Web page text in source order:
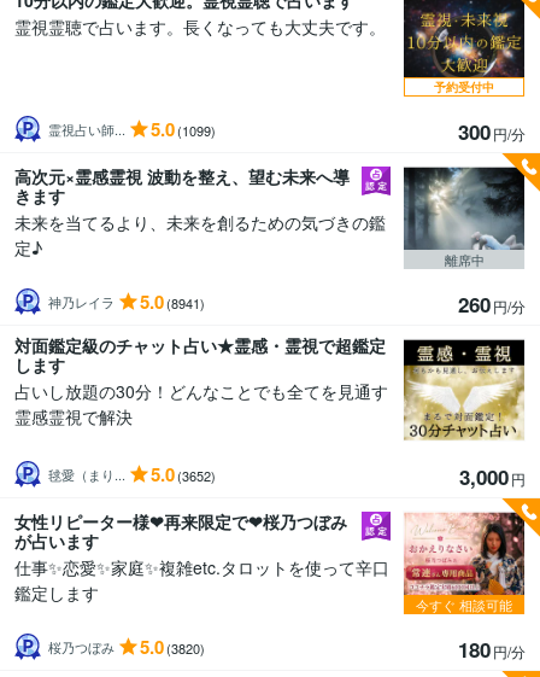
霊視霊聴で占います。長くなっても大丈夫です。
霊視占い師... 5.0(1099) 300円/分
予約受付中
高次元×霊感霊視 波動を整え、望む未来へ導
きます
未来を当てるより、未来を創るための気づきの鑑
定♪
神乃レイラ 5.0(8941) 260円/分
離席中
対面鑑定級のチャット占い★霊感・霊視で超鑑定
します
占いし放題の30分！どんなことでも全てを見通す
霊感霊視で解決
毬愛（まり... 5.0(3652) 3,000円
女性リピーター様❤再来限定で❤桜乃つぼみ
が占います
仕事✨恋愛✨家庭✨複雑etc.タロットを使って辛口
鑑定します
桜乃つぼみ 5.0(3820) 180円/分
今すぐ 相談可能